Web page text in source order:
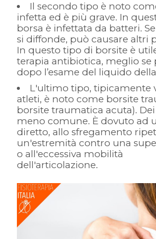
Il secondo tipo è noto
infetta ed è più grave. In
borsa è infettata da batteri.
si diffonde, può causare altri
In questo tipo di borsite è
terapia antibiotica, meglio se
dopo l’esame del liquido
L'ultimo tipo, tipicamente
atleti, è noto come borsite
borsite traumatica acuta).
meno comune. È dovuto ad
diretto, allo sfregamento
un'estremità contro una
o all'eccessiva mobilità
dell'articolazione.